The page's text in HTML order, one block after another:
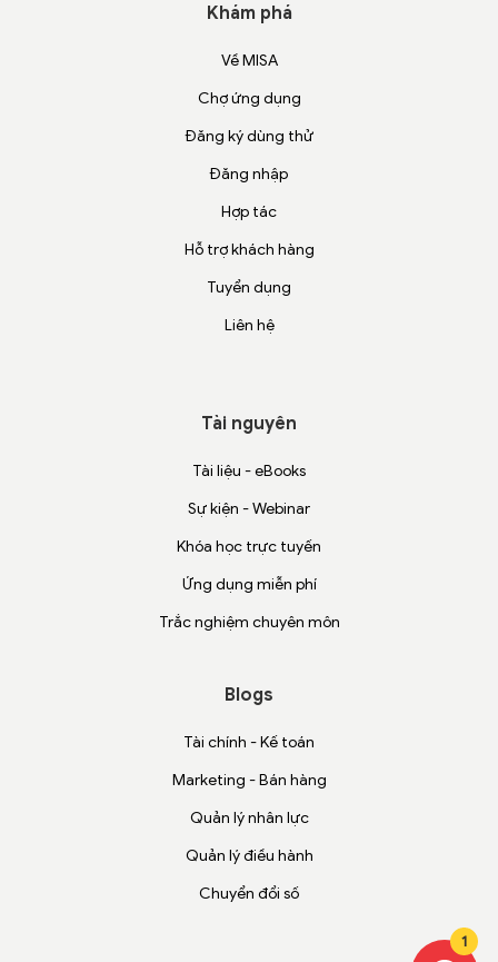
Khám phá
Về MISA
Chợ ứng dụng
Đăng ký dùng thử
Đăng nhập
Hợp tác
Hỗ trợ khách hàng
Tuyển dụng
Liên hệ
Tài nguyên
Tài liệu - eBooks
Sự kiện - Webinar
Khóa học trực tuyến
Ứng dụng miễn phí
Trắc nghiệm chuyên môn
Blogs
Tài chính - Kế toán
Marketing - Bán hàng
Quản lý nhân lực
Quản lý điều hành
Chuyển đổi số
1